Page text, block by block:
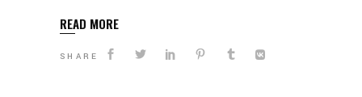
READ MORE
SHARE